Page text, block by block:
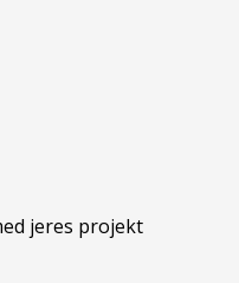
jeres projekt